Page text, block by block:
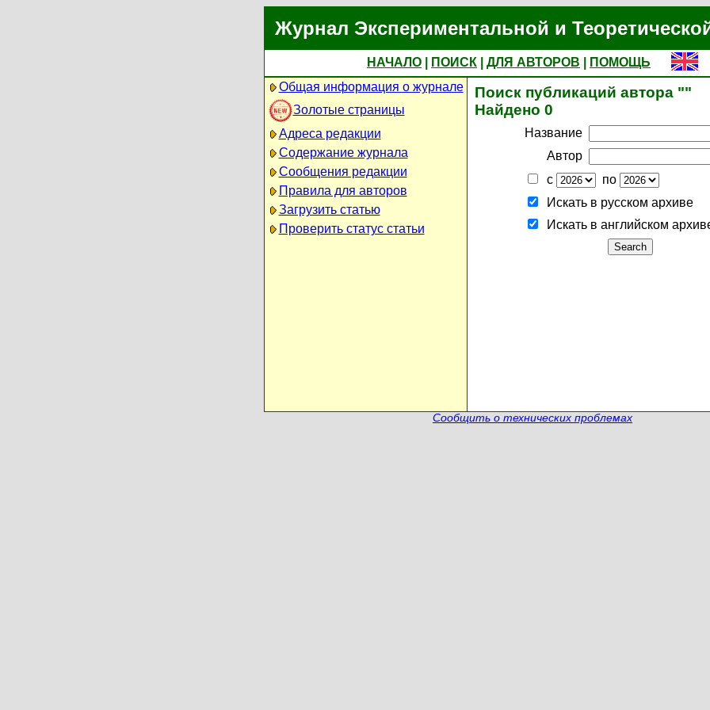
Журнал Экспериментальной и
НАЧАЛО ПОИСК ДЛЯ АВТОРОВ
ПОМОЩЬ
Общая информация о журнале
Золотые страницы
Адреса редакции
Содержание журнала
Сообщения редакции
Правила для авторов
Загрузить статью
Проверить статус статьи
Поиск публикаций автора ""
Найдено 0
Название
Автор
с
по
Искать в русском архиве
Искать в английском
Сообщить о технических проблемах